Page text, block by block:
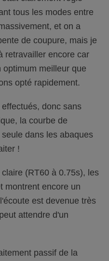
tous les modes entre
et on a
de coupure, mais je
retravailler encore car
meilleur que
opté rapidement.
donc sans
la courbe de
dans les abaques
!
(RT60 à 0.75s), les
montrent encore un
est devenue très
attendre d'un
passif de la